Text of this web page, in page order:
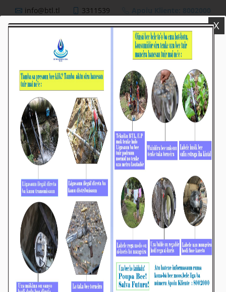
info@btl.tl 3311539
BTL,E.P halo sosializasaun hodi partilla uluk
informasaun antes halo melloramentu sistema
beemos ba abitante sira iha Aldeia Ospital
Militar no Aldeia Ainitas-Hun iha area Lahane
X